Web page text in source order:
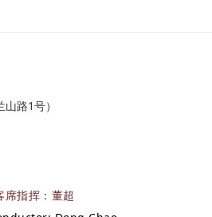
路1号）
席指挥：董超